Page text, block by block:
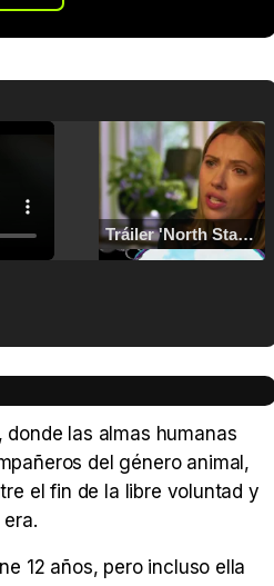
Tráiler 'North Star' (2023)
Tráiler 'Vida perra' (2026)
donde las almas humanas
del género animal,
el fin de la libre voluntad y
12 años, pero incluso ella